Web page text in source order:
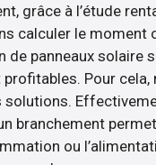
grâce à l’étude
calculer le moment
de panneaux solaire
Pour
solutions.
branchement
ou